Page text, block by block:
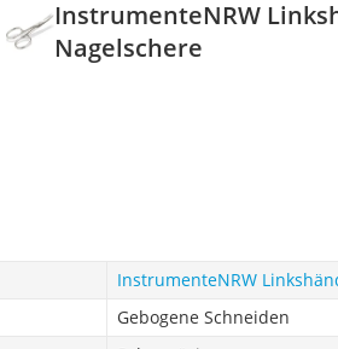
InstrumenteNRW
Nagelschere
InstrumenteNRW
Gebogene Schneiden